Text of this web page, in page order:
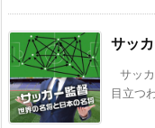
サッ
サッ
目立つ